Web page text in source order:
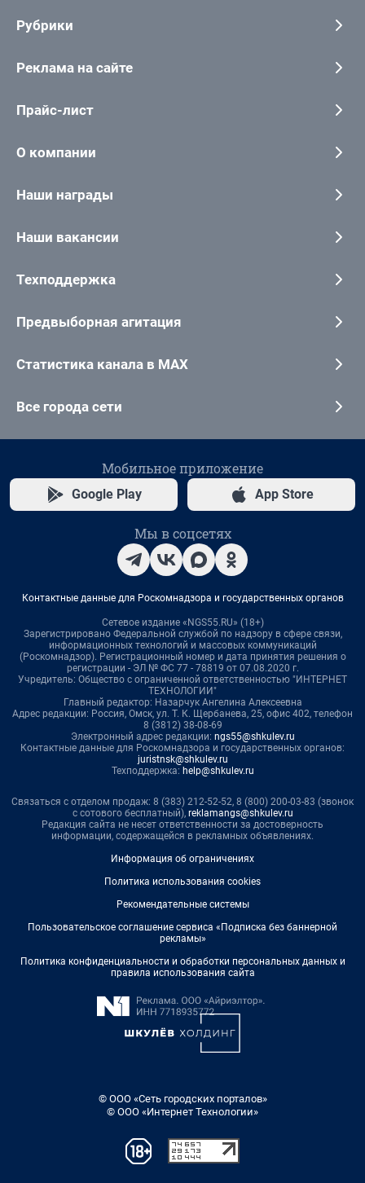
Рубрики
Реклама на сайте
Прайс-лист
О компании
Наши награды
Наши вакансии
Техподдержка
Предвыборная агитация
Статистика канала в MAX
Все города сети
Мобильное приложение
Google Play App Store
Мы в соцсетях
Контактные данные для Роскомнадзора и государственных органов
Сетевое издание «NGS55.RU» (18+)
Зарегистрировано Федеральной службой по надзору в сфере связи,
информационных технологий и массовых коммуникаций
(Роскомнадзор). Регистрационный номер и дата принятия решения о
регистрации - ЭЛ № ФС 77 - 78819 от 07.08.2020 г.
Учредитель: Общество с ограниченной ответственностью "ИНТЕРНЕТ
ТЕХНОЛОГИИ"
Главный редактор: Назарчук Ангелина Алексеевна
Адрес редакции: Россия, Омск, ул. Т. К. Щербанева, 25, офис 402, телефон
8 (3812) 38-08-69
Электронный адрес редакции: ngs55@shkulev.ru
Контактные данные для Роскомнадзора и государственных органов:
juristnsk@shkulev.ru
Техподдержка: help@shkulev.ru
Связаться с отделом продаж: 8 (383) 212-52-52, 8 (800) 200-03-83 (звонок
с сотового бесплатный), reklamangs@shkulev.ru
Редакция сайта не несет ответственности за достоверность
информации, содержащейся в рекламных объявлениях.
Информация об ограничениях
Политика использования cookies
Рекомендательные системы
Пользовательское соглашение сервиса «Подписка без баннерной
рекламы»
Политика конфиденциальности и обработки персональных данных и
правила использования сайта
© ООО «Сеть городских порталов»
© ООО «Интернет Технологии»